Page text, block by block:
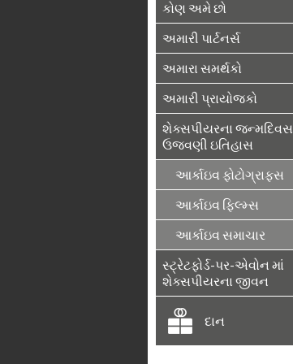
કોણ અમે છો
અમારી પાર્ટનર્સ
અમારા સમર્થકો
અમારી પ્રાયોજકો
શેક્સપીયરના જન્મદિવસ
ઉજવણી ઇતિહાસ
આર્કાઇવ ફોટોગ્રાફ્સ
આર્કાઇવ ફિલ્મ્સ
આર્કાઇવ સમાચાર
સ્ટ્રેટફોર્ડ-પર-એવોન માં
શેક્સપીયરના જીવન
દાન